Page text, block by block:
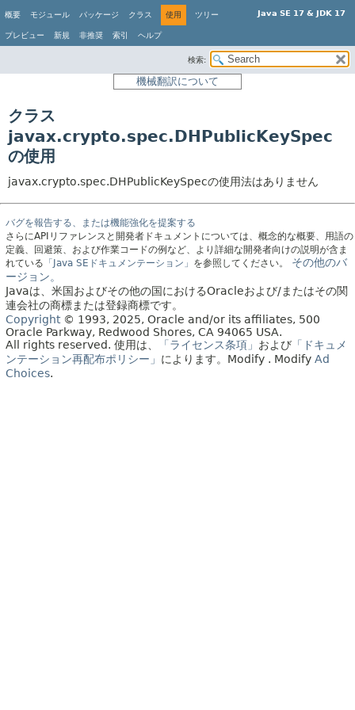
Java SE 17 & JDK 17
概要 モジュール パッケージ クラス 使用 ツリー
プレビュー 新規 非推奨 索引 ヘルプ
検索:
機械翻訳について
クラス
javax.crypto.spec.DHPublicKeySpec
の使用
javax.crypto.spec.DHPublicKeySpecの使用法はありません
バグを報告する、または機能強化を提案する
さらにAPIリファレンスと開発者ドキュメントについては、概念的な概要、用語の
定義、回避策、および作業コードの例など、より詳細な開発者向けの説明が含ま
れている 「Java SEドキュメンテーション」 を参照してください。
その他のバ
ージョン。
Javaは、米国およびその他の国におけるOracleおよび/またはその関
連会社の商標または登録商標です。
Copyright© 1993, 2025, Oracle and/or its affiliates, 500
Oracle Parkway, Redwood Shores, CA 94065 USA.
All rights reserved. 使用は、 「ライセンス条項」 および 「ドキュメ
ンテーション再配布ポリシー」 によります。 Modify . Modify Ad
Choices.